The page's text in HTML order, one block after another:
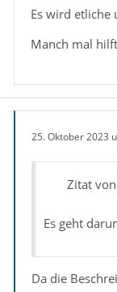
Es wird etliche
Manch mal
25. Oktober 2023
Zitat
Es geht
Da die